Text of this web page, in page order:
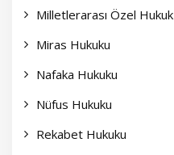
Milletlerarası Özel Hukuk
Miras Hukuku
Nafaka Hukuku
Nüfus Hukuku
Rekabet Hukuku